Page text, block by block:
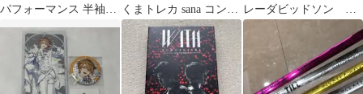
パフォーマンス 半袖ワ
ンピース 白
くまトレカ sana コンプ
nemo
レーダビッドソン
vol.23 ダブルアール